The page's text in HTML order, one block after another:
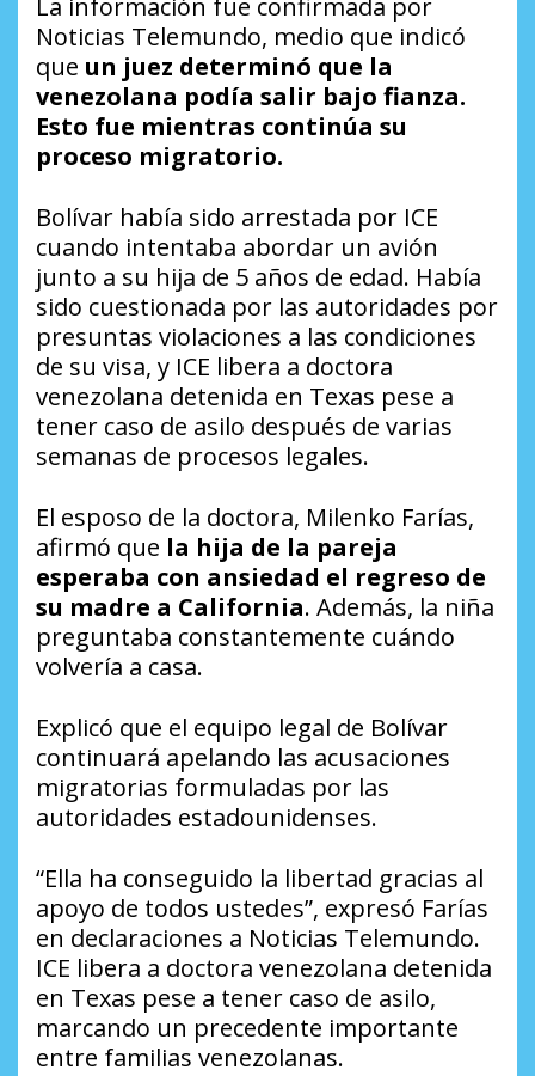
La información fue confirmada por
Noticias Telemundo, medio que indicó
que un juez determinó que la
venezolana podía salir bajo fianza.
Esto fue mientras continúa su
proceso migratorio.
Bolívar había sido arrestada por ICE
cuando intentaba abordar un avión
junto a su hija de 5 años de edad. Había
sido cuestionada por las autoridades por
presuntas violaciones a las condiciones
de su visa, y ICE libera a doctora
venezolana detenida en Texas pese a
tener caso de asilo después de varias
semanas de procesos legales.
El esposo de la doctora, Milenko Farías,
afirmó que la hija de la pareja
esperaba con ansiedad el regreso de
su madre a California. Además, la niña
preguntaba constantemente cuándo
volvería a casa.
Explicó que el equipo legal de Bolívar
continuará apelando las acusaciones
migratorias formuladas por las
autoridades estadounidenses.
“Ella ha conseguido la libertad gracias al
apoyo de todos ustedes”, expresó Farías
en declaraciones a Noticias Telemundo.
ICE libera a doctora venezolana detenida
en Texas pese a tener caso de asilo,
marcando un precedente importante
entre familias venezolanas.